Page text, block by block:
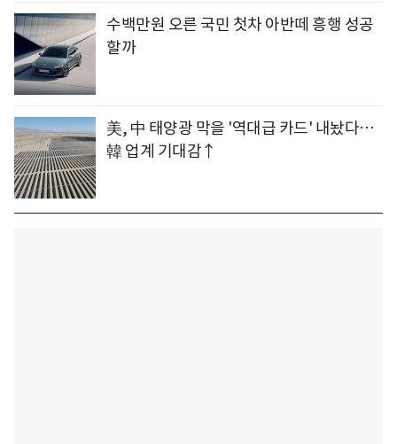
수백만원 오른 국민 첫차 아반떼 흥행 성공
할까
美, 中 태양광 막을 '역대급 카드' 내놨다…
韓 업계 기대감↑